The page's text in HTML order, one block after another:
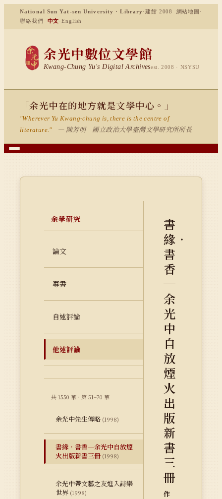
National Sun Yat-sen University · Library ·建館 2008 網站地圖 ·
聯絡我們
中文·English
余光中數位文學館
Kwang-Chung Yu's Digital Archivesest. 2008 · NSYSU
「余光中在的地方就是文學中心。」
"Wherever Yu Kwang-chung is, there is the centre of
literature."
— 陳芳明 國立政治大學臺灣文學研究所所長
余學研究
論文
專書
自述評論
他述評論
共 1550 筆 · 第 51–70 筆
余光中先生傳略 (1998)
書緣‧書香─余光中自放煙
火出版新書三冊 (1998)
余光中帶文藝之友進入詩樂
世界 (1998)
書
緣‧
書
香
─
余
光
中
自
放
煙
火
出
版
新
書
三
冊
作